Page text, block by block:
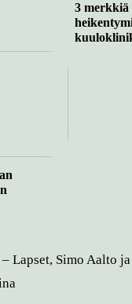
3 merkkiä
Lapset, Simo Aalto